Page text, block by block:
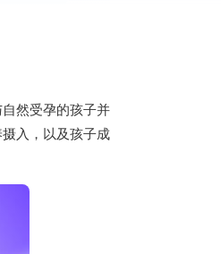
然受孕的孩子并
入，以及孩子成